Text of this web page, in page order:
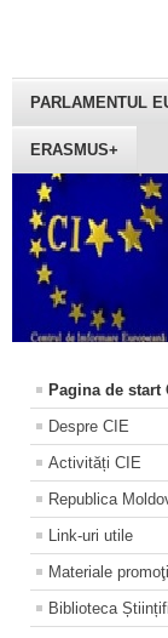
PARLAMENTUL
ERASMUS+
Pagina de start
Despre CIE
Activități CIE
Republica
Link-uri utile
Materiale
Biblioteca